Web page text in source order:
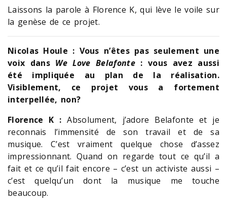
Laissons la parole à Florence K, qui lève le voile sur
la genèse de ce projet.
Nicolas Houle : Vous n’êtes pas seulement une
voix dans We Love Belafonte: vous avez aussi
été impliquée au plan de la réalisation.
Visiblement, ce projet vous a fortement
interpellée, non?
Florence K : Absolument, j’adore Belafonte et je
reconnais l’immensité de son travail et de sa
musique. C’est vraiment quelque chose d’assez
impressionnant. Quand on regarde tout ce qu’il a
fait et ce qu’il fait encore – c’est un activiste aussi –
c’est quelqu’un dont la musique me touche
beaucoup.